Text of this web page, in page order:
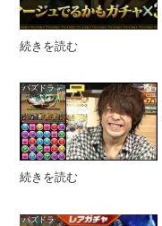
続きを読む
パズドラ
続きを読む
パズドラ